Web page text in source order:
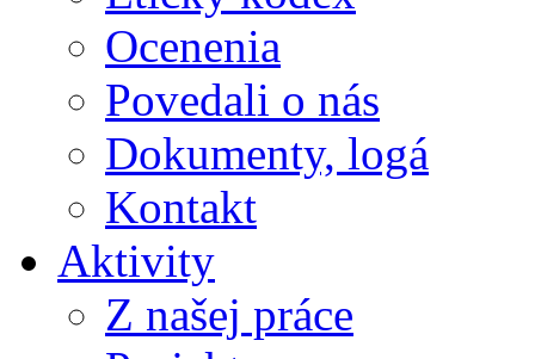
Ocenenia
Povedali o nás
Dokumenty, logá
Kontakt
Aktivity
Z našej práce